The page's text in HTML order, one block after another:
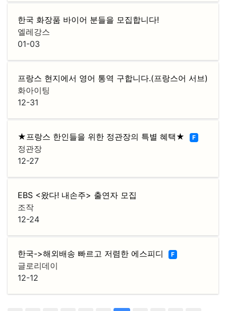
한국 화장품 바이어 분들을 모집합니다!
엘레강스
01-03
프랑스 현지에서 영어 통역 구합니다.(프랑스어 서브)
화아이팅
12-31
★프랑스 한인들을 위한 정관장의 특별 혜택★ F
정관장
12-27
EBS <왔다! 내손주> 출연자 모집
조작
12-24
한국->해외배송 빠르고 저렴한 에스피디 F
글로리데이
12-12